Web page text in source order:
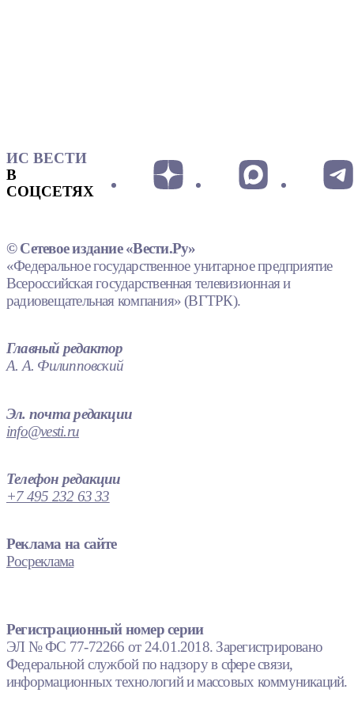
ИС ВЕСТИ
В
СОЦСЕТЯХ
© Сетевое издание «Вести.Ру»
«Федеральное государственное унитарное предприятие
Всероссийская государственная телевизионная и
радиовещательная компания» (ВГТРК).
Главный редактор
А. А. Филипповский
Эл. почта редакции
info@vesti.ru
Телефон редакции
+7 495 232 63 33
Реклама на сайте
Росреклама
Регистрационный номер серии
ЭЛ № ФС 77-72266 от 24.01.2018. Зарегистрировано
Федеральной службой по надзору в сфере связи,
информационных технологий и массовых коммуникаций.